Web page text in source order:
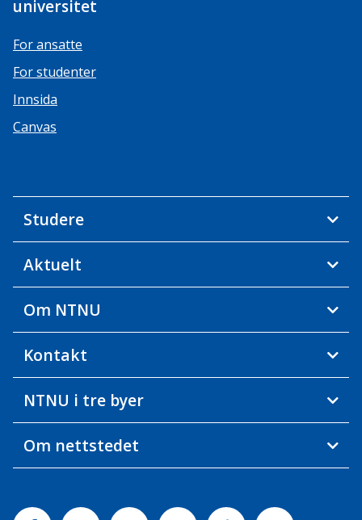
universitet
For ansatte
For studenter
Innsida
Canvas
Studere
Aktuelt
Om NTNU
Kontakt
NTNU i tre byer
Om nettstedet